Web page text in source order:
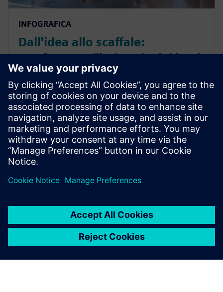
INFOGRAFICA
Dall'idea allo scaffale:
Trasformare l'industria dei beni
di consumo con Digital
Enterprise Recipe Management
Scarica l’infografica e scopri come semplificare il
processo di produzione, ridurre al minimo i tempi di
collaudo e validare le ricette per ottenere
informazioni tempestive. Trasforma oggi stesso lo
sviluppo delle tue formule!